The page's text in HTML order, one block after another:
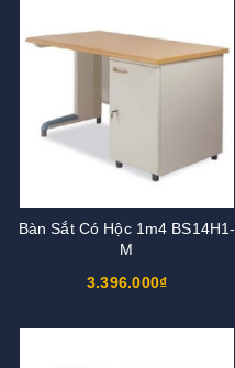
Bàn Sắt Có Hộc 1m4 BS14H1-
M
3.396.000₫